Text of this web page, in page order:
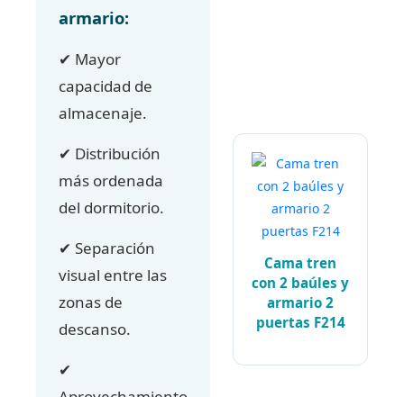
armario:
✔ Mayor
capacidad de
almacenaje.
✔ Distribución
más ordenada
del dormitorio.
✔ Separación
visual entre las
zonas de
descanso.
✔
Cama tren
con 2 baúles y
armario 2
puertas F214